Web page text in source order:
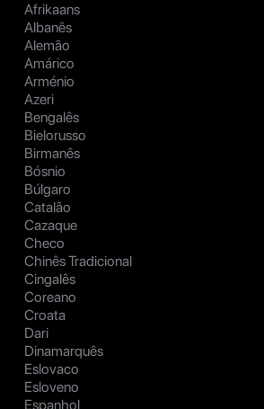
Afrikaans
Albanês
Alemão
Amárico
Arménio
Azeri
Bengalês
Bielorusso
Birmanês
Bósnio
Búlgaro
Catalão
Cazaque
Checo
Chinês Tradicional
Cingalês
Coreano
Croata
Dari
Dinamarquês
Eslovaco
Esloveno
Espanhol